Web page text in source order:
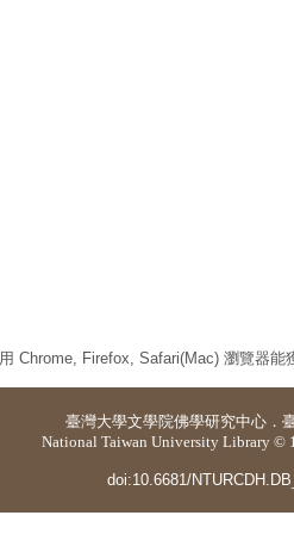
Chrome, Firefox, Safari(Mac) 瀏覽器能
臺灣大學文學院佛學研究中心 ．
National Taiwan University Library ©
doi:10.6681/